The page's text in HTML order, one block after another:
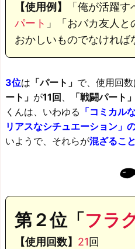
【使用例】
「俺が活躍
パート 」「おバカ友人と
おかしいものでなければ
3位は 「パート」 で、使用回数
ート」 が11回 、 「戦闘パート」
くんは、いわゆる 「コミカル
リアスなシチュエーション」
いようで、それらが混ざるこ
第２位「フラ
【使用回数】 21 回